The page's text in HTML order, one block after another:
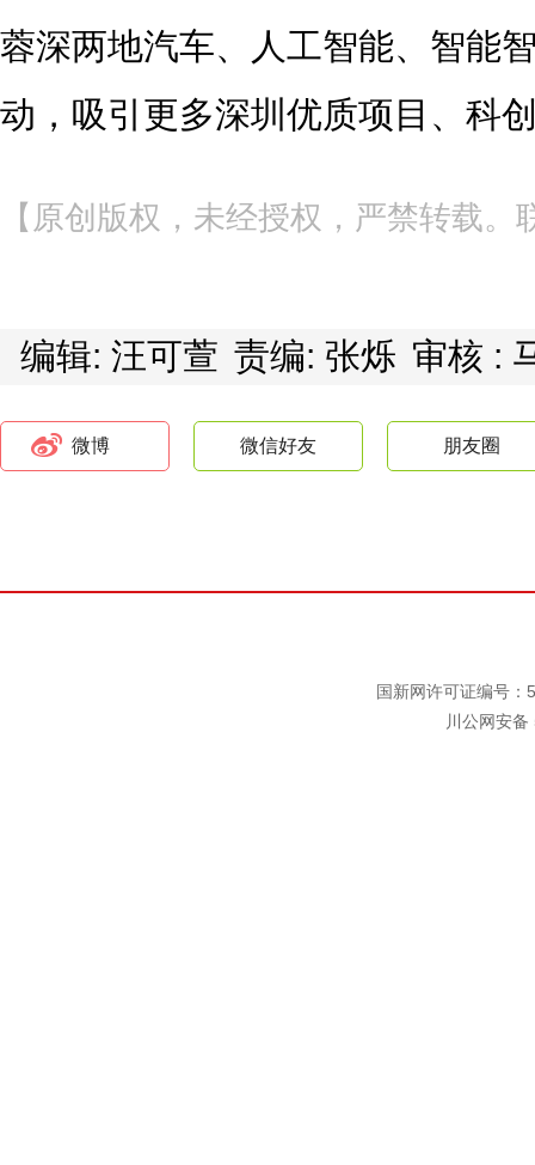
蓉深两地汽车、人工智能、智能
动，吸引更多深圳优质项目、科
【原创版权，未经授权，严禁转载
编辑: 汪可萱 责编: 张烁 审核 :
微博 微信好友 朋友圈
国新网许可证编号
川公网安